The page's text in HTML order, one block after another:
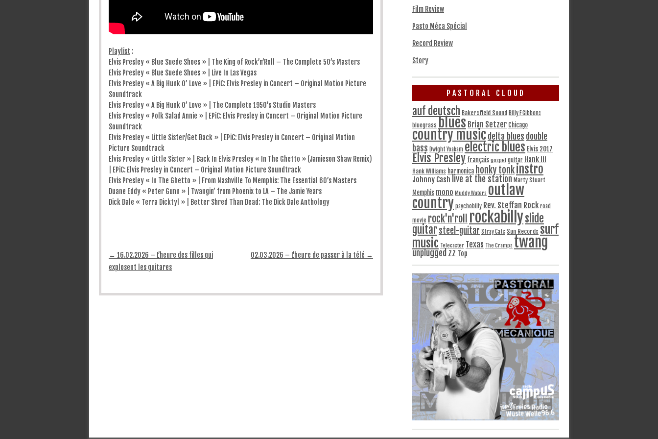
Playlist :
Elvis Presley « Blue Suede Shoes » | The King of Rock’n’Roll – The Complete 50’s Masters
Elvis Presley « Blue Suede Shoes » | Live In Las Vegas
Elvis Presley « A Big Hunk O’ Love » | EPiC: Elvis Presley in Concert – Original Motion Picture
Soundtrack
Elvis Presley « A Big Hunk O’ Love » | The Complete 1950’s Studio Masters
Elvis Presley « Polk Salad Annie » | EPiC: Elvis Presley in Concert – Original Motion Picture
Soundtrack
Elvis Presley « Little Sister/Get Back » | EPiC: Elvis Presley in Concert – Original Motion
Picture Soundtrack
Elvis Presley « Little Sister » | Back In Elvis Presley « In The Ghetto » (Jamieson Shaw Remix)
| EPiC: Elvis Presley in Concert – Original Motion Picture Soundtrack
Elvis Presley « In The Ghetto » | From Nashville To Memphis: The Essential 60’s Masters
Duane Eddy « Peter Gunn » | Twangin’ from Phoenix to LA – The Jamie Years
Dick Dale « Terra Dicktyl » | Better Shred Than Dead: The Dick Dale Anthology
Post navigation
← 16.02.2026 – L’heure des filles qui
explosent les guitares
02.03.2026 – L’heure de passer à la télé →
Film Review
Pasto Méca Spécial
Record Review
Story
PASTORAL CLOUD
auf deutsch Bakersfield Sound Billy F Gibbons
bluegrass blues Brian Setzer Chicago
country musicdelta blues double
bass Dwight Yoakam electric blues Elvis 2017
Elvis Presley français gospel guitar Hank III
Hank Williams harmonica honky tonkinstro
Johnny Cash live at the station Marty Stuart
Memphis mono Muddy Waters outlaw
country psychobilly Rev. Steffan Rock road
movie rock'n'roll rockabillyslide
guitarsteel-guitar Stray Cats Sun Records surf
music Telecaster Texas The Cramps twang
unplugged ZZ Top